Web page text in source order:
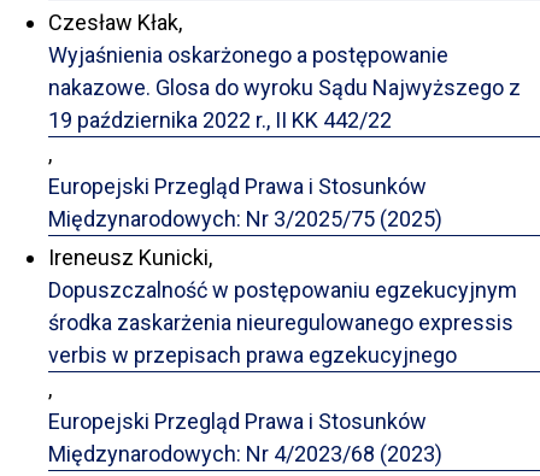
Czesław Kłak,
Wyjaśnienia oskarżonego a postępowanie
nakazowe. Glosa do wyroku Sądu Najwyższego z
19 października 2022 r., II KK 442/22
,
Europejski Przegląd Prawa i Stosunków
Międzynarodowych: Nr 3/2025/75 (2025)
Ireneusz Kunicki,
Dopuszczalność w postępowaniu egzekucyjnym
środka zaskarżenia nieuregulowanego expressis
verbis w przepisach prawa egzekucyjnego
,
Europejski Przegląd Prawa i Stosunków
Międzynarodowych: Nr 4/2023/68 (2023)